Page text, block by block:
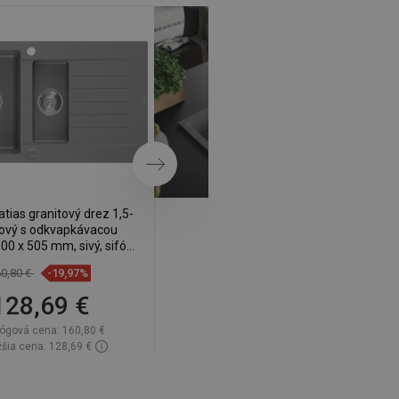
granitový drez 1,5-
s odkvapkávacou
x 505 mm, sivý, sifón
- 6502901505-71
€ -19,97%
€
cena: 160,80 €
cena: 128,69 €
Ďalej